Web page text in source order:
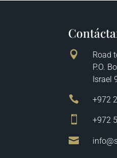

Road
P.O.
Israel
 +972
 +972
